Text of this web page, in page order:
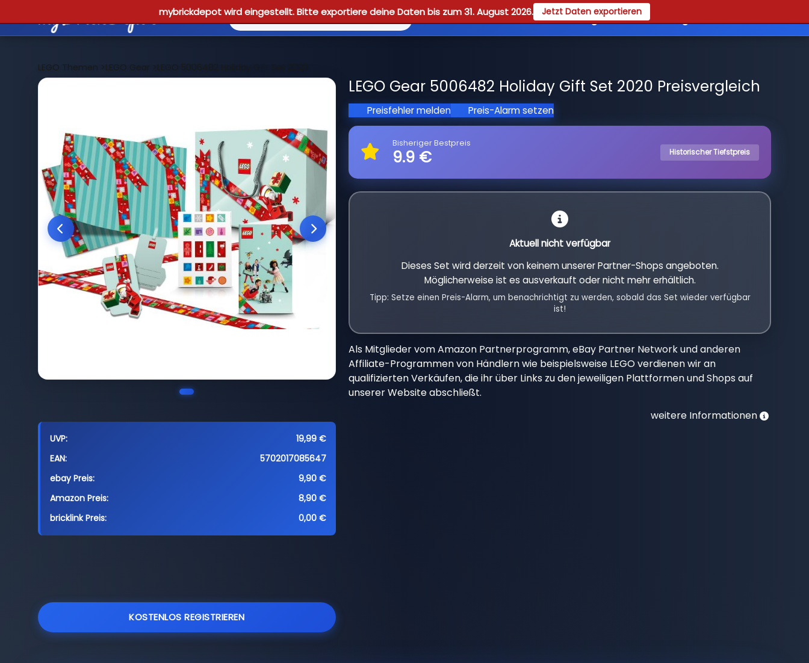
mybrickdepot wird eingestellt. Bitte exportiere deine Daten bis zum 31. August 2026. Jetzt Daten exportieren
Reviews Guides Registrieren
LEGO Themen >LEGO Gear >LEGO 5006482 Holiday Gift Set 2020
UVP:
19,99 €
EAN:
5702017085647
ebay Preis:
9,90 €
Amazon Preis:
8,90 €
bricklink Preis:
0,00 €
KOSTENLOS REGISTRIEREN
LEGO Gear 5006482 Holiday Gift Set 2020 Preisvergleich
Preisfehler melden Preis-Alarm setzen
Bisheriger Bestpreis
9.9 € Historischer Tiefstpreis
Aktuell nicht verfügbar
Dieses Set wird derzeit von keinem unserer Partner-Shops angeboten.
Möglicherweise ist es ausverkauft oder nicht mehr erhältlich.
Tipp: Setze einen Preis-Alarm, um benachrichtigt zu werden, sobald das Set wieder verfügbar
ist!
Als Mitglieder vom Amazon Partnerprogramm, eBay Partner Network und anderen
Affiliate-Programmen von Händlern wie beispielsweise LEGO verdienen wir an
qualifizierten Verkäufen, die ihr über Links zu den jeweiligen Plattformen und Shops auf
unserer Website abschließt.
weitere Informationen